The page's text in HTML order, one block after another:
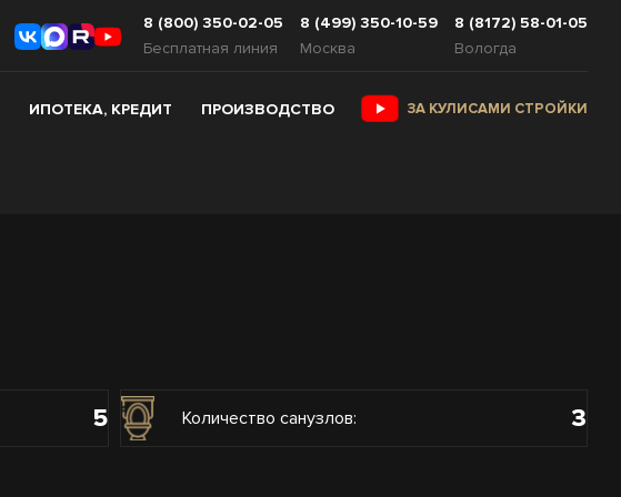
8 (800) 350-02-05
Бесплатная линия
8 (499) 350-10-59
Москва
8 (8172) 58-01-05
Вологда
ИПОТЕКА, КРЕДИТ ПРОИЗВОДСТВО ЗА КУЛИСАМИ СТРОЙКИ
5 Количество санузлов: 3